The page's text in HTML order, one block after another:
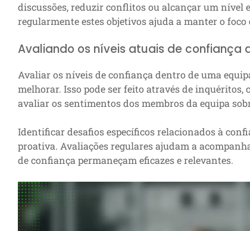
discussões, reduzir conflitos ou alcançar um nível
regularmente estes objetivos ajuda a manter o foco
Avaliando os níveis atuais de confiança
Avaliar os níveis de confiança dentro de uma
melhorar. Isso pode ser feito através de
avaliar os sentimentos dos membros da equipa
Identificar desafios específicos relacionados à
proativa. Avaliações regulares ajudam a
de confiança permaneçam eficazes e relevantes.